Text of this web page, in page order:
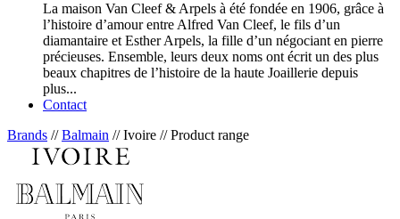
La maison Van Cleef & Arpels à été fondée en 1906, grâce à
l’histoire d’amour entre Alfred Van Cleef, le fils d’un
diamantaire et Esther Arpels, la fille d’un négociant en pierre
précieuses. Ensemble, leurs deux noms ont écrit un des plus
beaux chapitres de l’histoire de la haute Joaillerie depuis
plus...
Contact
Brands //Balmain // Ivoire // Product range